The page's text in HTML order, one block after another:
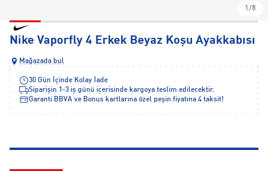
1/8
Nike Vaporfly 4 Erkek Beyaz Koşu Ayakkabısı
Mağazada bul
30 Gün İçinde Kolay İade
Siparişin 1-3 iş günü içerisinde kargoya teslim edilecektir.
Garanti BBVA ve Bonus kartlarına özel peşin fiyatına 4 taksit!